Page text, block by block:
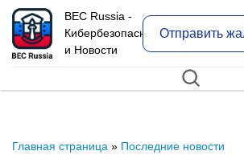
BEC Russia -
Кибербезопасность
и Новости
Отправить
Главная страница » Последние новости